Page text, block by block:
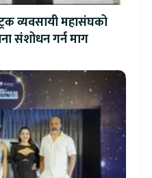
व्यवसायी महासंघको
संशोधन गर्न माग